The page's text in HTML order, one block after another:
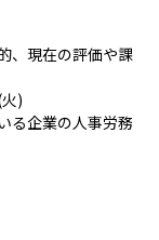
、現在の評価や課
)
企業の人事労務